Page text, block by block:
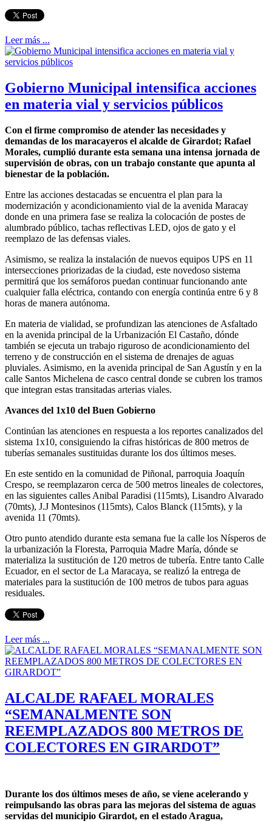
Leer más ...
Gobierno Municipal intensifica acciones
en materia vial y servicios públicos
Con el firme compromiso de atender las necesidades y
demandas de los maracayeros el alcalde de Girardot; Rafael
Morales, cumplió durante esta semana una intensa jornada de
supervisión de obras, con un trabajo constante que apunta al
bienestar de la población.
Entre las acciones destacadas se encuentra el plan para la
modernización y acondicionamiento vial de la avenida Maracay
donde en una primera fase se realiza la colocación de postes de
alumbrado público, tachas reflectivas LED, ojos de gato y el
reemplazo de las defensas viales.
Asimismo, se realiza la instalación de nuevos equipos UPS en 11
intersecciones priorizadas de la ciudad, este novedoso sistema
permitirá que los semáforos puedan continuar funcionando ante
cualquier falla eléctrica, contando con energía continúa entre 6 y 8
horas de manera autónoma.
En materia de vialidad, se profundizan las atenciones de Asfaltado
en la avenida principal de la Urbanización El Castaño, dónde
también se ejecuta un trabajo riguroso de acondicionamiento del
terreno y de construcción en el sistema de drenajes de aguas
pluviales. Asimismo, en la avenida principal de San Agustín y en la
calle Santos Michelena de casco central donde se cubren los tramos
que integran estas transitadas arterias viales.
Avances del 1x10 del Buen Gobierno
Continúan las atenciones en respuesta a los reportes canalizados del
sistema 1x10, consiguiendo la cifras históricas de 800 metros de
tuberías semanales sustituidas durante los dos últimos meses.
En este sentido en la comunidad de Piñonal, parroquia Joaquín
Crespo, se reemplazaron cerca de 500 metros lineales de colectores,
en las siguientes calles Anibal Paradisi (115mts), Lisandro Alvarado
(70mts), J.J Montesinos (115mts), Calos Blanck (115mts), y la
avenida 11 (70mts).
Otro punto atendido durante esta semana fue la calle los Nísperos de
la urbanización la Floresta, Parroquia Madre María, dónde se
materializa la sustitución de 120 metros de tubería. Entre tanto Calle
Ecuador, en el sector de La Maracaya, se realizó la entrega de
materiales para la sustitución de 100 metros de tubos para aguas
residuales.
Leer más ...
ALCALDE RAFAEL MORALES
“SEMANALMENTE SON
REEMPLAZADOS 800 METROS DE
COLECTORES EN GIRARDOT”
Durante los dos últimos meses de año, se viene acelerando y
reimpulsando las obras para las mejoras del sistema de aguas
servidas del municipio Girardot, en el estado Aragua,